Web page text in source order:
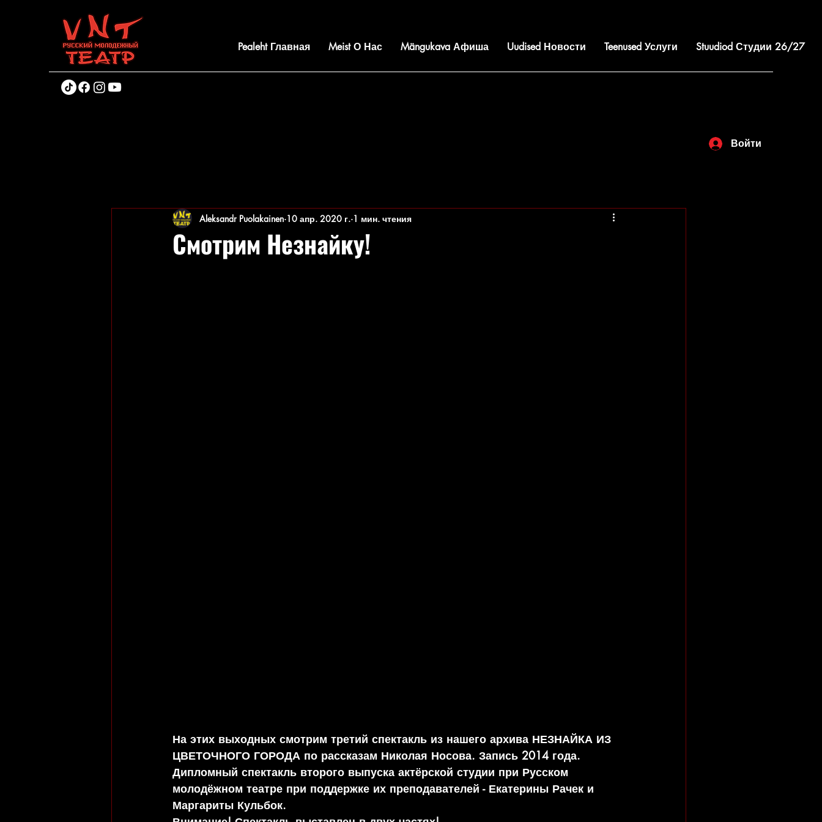
Pealeht Главная Meist О Нас Mängukava Афиша Uudised Новости Teenused Услуги Stuudiod Студии 26/27
Войти
Смотрим Незнайку!
Aleksandr Puolakainen 10 апр. 2020 г. 1 мин. чтения
На этих выходных смотрим третий спектакль из нашего архива НЕЗНАЙКА ИЗ
ЦВЕТОЧНОГО ГОРОДА по рассказам Николая Носова. Запись 2014 года.
Дипломный спектакль второго выпуска актёрской студии при Русском
молодёжном театре при поддержке их преподавателей - Екатерины Рачек и
Маргариты Кульбок.